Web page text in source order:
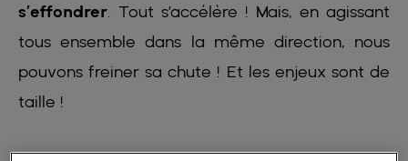
s’effondrer. Tout s’accélère ! Mais, en agissant
tous ensemble dans la même direction, nous
pouvons freiner sa chute ! Et les enjeux sont de
taille !